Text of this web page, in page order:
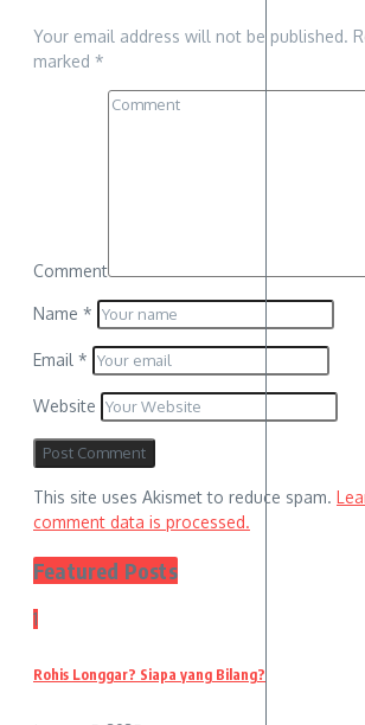
Your email address will not be published.
marked *
Comment
Name *
Email *
Website
This site uses Akismet to reduce spam.
comment data is processed.
Featured Posts
1
Rohis Longgar? Siapa yang Bilang?